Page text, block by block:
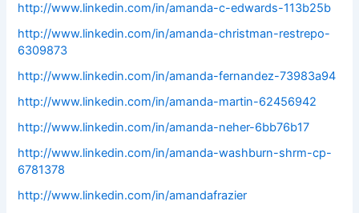
http://www.linkedin.com/in/amanda-c-edwards-113b25b
http://www.linkedin.com/in/amanda-christman-restrepo-
6309873
http://www.linkedin.com/in/amanda-fernandez-73983a94
http://www.linkedin.com/in/amanda-martin-62456942
http://www.linkedin.com/in/amanda-neher-6bb76b17
http://www.linkedin.com/in/amanda-washburn-shrm-cp-
6781378
http://www.linkedin.com/in/amandafrazier